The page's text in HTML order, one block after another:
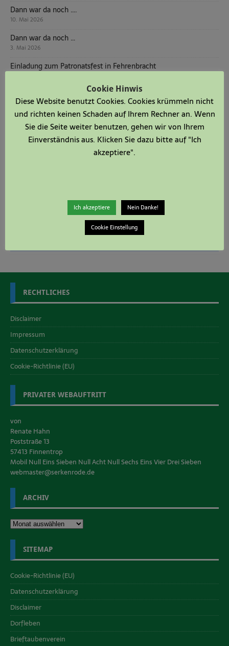
Dann war da noch ….
10. Mai 2026
Dann war da noch …
3. Mai 2026
Einladung zum Patronatsfest in Fehrenbracht
26. April 2026
KATEGORIEN
RECHTLICHES
Disclaimer
Impressum
Datenschutzerklärung
Cookie-Richtlinie (EU)
PRIVATER WEBAUFTRITT
von
Renate Hahn
Poststraße 13
57413 Finnentrop
Mobil Null Eins Sieben Null Acht Null Sechs Eins Vier Drei Sieben
webmaster@serkenrode.de
ARCHIV
SITEMAP
Cookie-Richtlinie (EU)
Datenschutzerklärung
Disclaimer
Dorfleben
Brieftaubenverein
Cookie Hinwis
Diese Website benutzt Cookies. Cookies krümmeln nicht
und richten keinen Schaden auf Ihrem Rechner an. Wenn
Sie die Seite weiter benutzen, gehen wir von Ihrem
Einverständnis aus. Klicken Sie dazu bitte auf "Ich
akzeptiere".
Ich akzeptiere Nein Danke!
Cookie Einstellung